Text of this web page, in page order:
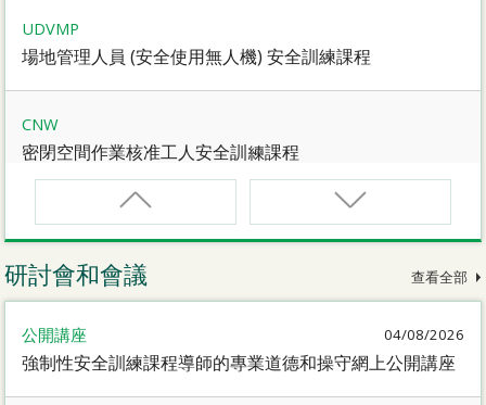
UDVMP
場地管理人員 (安全使用無人機) 安全訓練課程
CNW
密閉空間作業核准工人安全訓練課程
CNW(R)
密閉空間作業核准工人安全訓練重新甄審資格課程
動力操作升降工作台督導員課程
研討會和會議 查看全部
公開講座 04/08/2026
強制性安全訓練課程導師的專業道德和操守網上公開講座